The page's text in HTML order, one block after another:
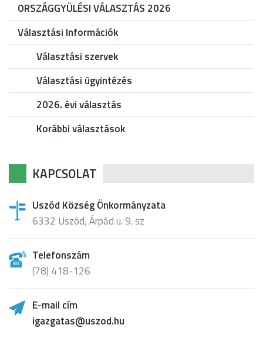
ORSZÁGGYÜLÉSI VÁLASZTÁS 2026
Választási Információk
Választási szervek
Választási ügyintézés
2026. évi választás
Korábbi választások
KAPCSOLAT
Uszód Község Önkormányzata
6332 Uszód, Árpád u. 9. sz
Telefonszám
(78) 418-126
E-mail cím
igazgatas@uszod.hu